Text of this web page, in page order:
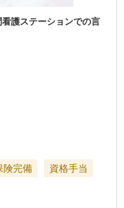
看護ステーションでの言
険完備
資格手当